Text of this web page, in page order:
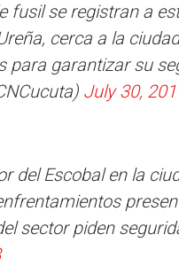
fusil se registran a
cerca a la
para garantizar su
July 30,
del Escobal en la
sector piden